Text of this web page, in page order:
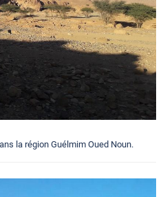
la région Guélmim Oued Noun.